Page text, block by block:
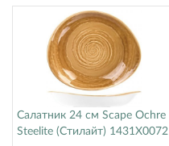
Салатник 24 см Scape Ochre
Steelite (Стилайт) 1431X0072